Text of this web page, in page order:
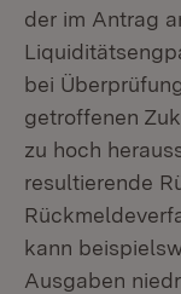
der im Antrag
bei
getroffenen
zu hoch
resultierende
kann
Ausgaben